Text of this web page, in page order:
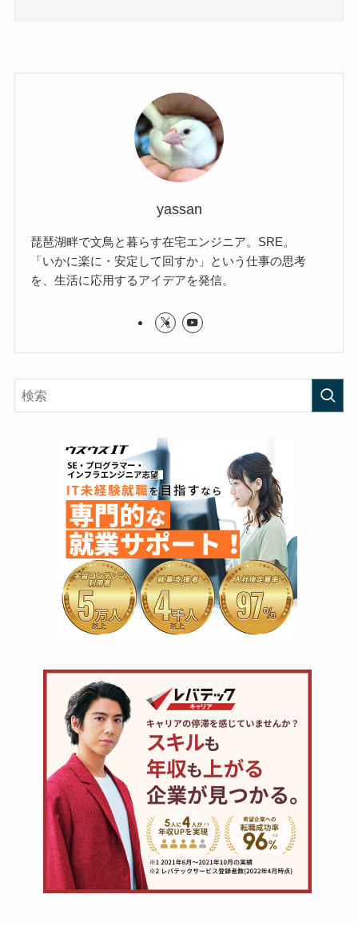
yassan
琵琶湖畔で文鳥と暮らす在宅エンジニア。SRE。
「いかに楽に・安定して回すか」という仕事の思考
を、生活に応用するアイデアを発信。